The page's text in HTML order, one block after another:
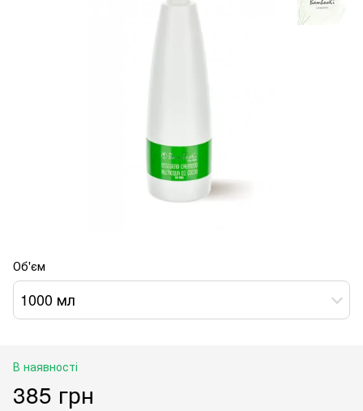
Об'єм
1000 мл
В наявності
385 грн